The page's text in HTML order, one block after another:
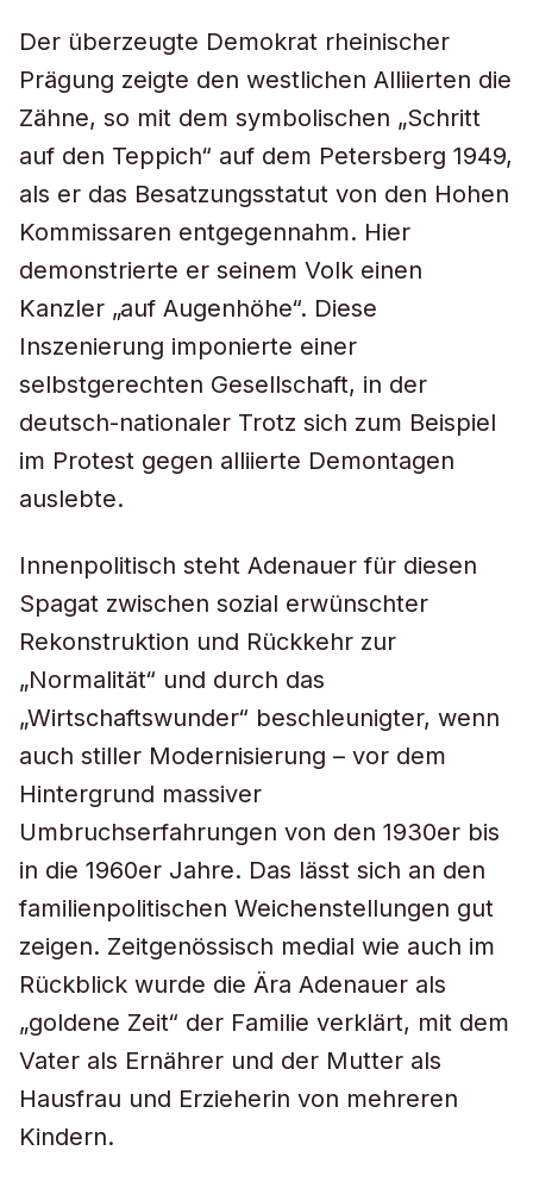
Der überzeugte Demokrat rheinischer
Prägung zeigte den westlichen Alliierten die
Zähne, so mit dem symbolischen „Schritt
auf den Teppich“ auf dem Petersberg 1949,
als er das Besatzungsstatut von den Hohen
Kommissaren entgegennahm. Hier
demonstrierte er seinem Volk einen
Kanzler „auf Augenhöhe“. Diese
Inszenierung imponierte einer
selbstgerechten Gesellschaft, in der
deutsch-nationaler Trotz sich zum Beispiel
im Protest gegen alliierte Demontagen
auslebte.
Innenpolitisch steht Adenauer für diesen
Spagat zwischen sozial erwünschter
Rekonstruktion und Rückkehr zur
„Normalität“ und durch das
„Wirtschaftswunder“ beschleunigter, wenn
auch stiller Modernisierung – vor dem
Hintergrund massiver
Umbruchserfahrungen von den 1930er bis
in die 1960er Jahre. Das lässt sich an den
familienpolitischen Weichenstellungen gut
zeigen. Zeitgenössisch medial wie auch im
Rückblick wurde die Ära Adenauer als
„goldene Zeit“ der Familie verklärt, mit dem
Vater als Ernährer und der Mutter als
Hausfrau und Erzieherin von mehreren
Kindern.